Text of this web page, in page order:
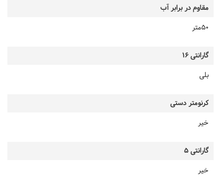
مقاوم در برابر آب
50متر
گارانتی 16
بلی
کرنومتر دستی
خیر
گارانتی 5
خیر